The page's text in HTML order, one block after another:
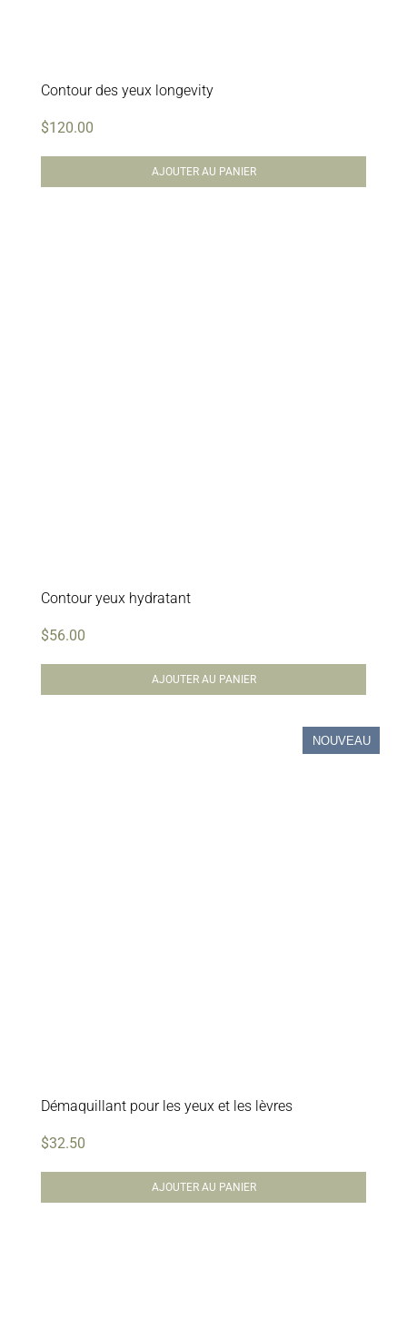
Contour des yeux longevity
$120.00
AJOUTER AU PANIER
Contour yeux hydratant
$56.00
AJOUTER AU PANIER
NOUVEAU
Démaquillant pour les yeux et les lèvres
$32.50
AJOUTER AU PANIER